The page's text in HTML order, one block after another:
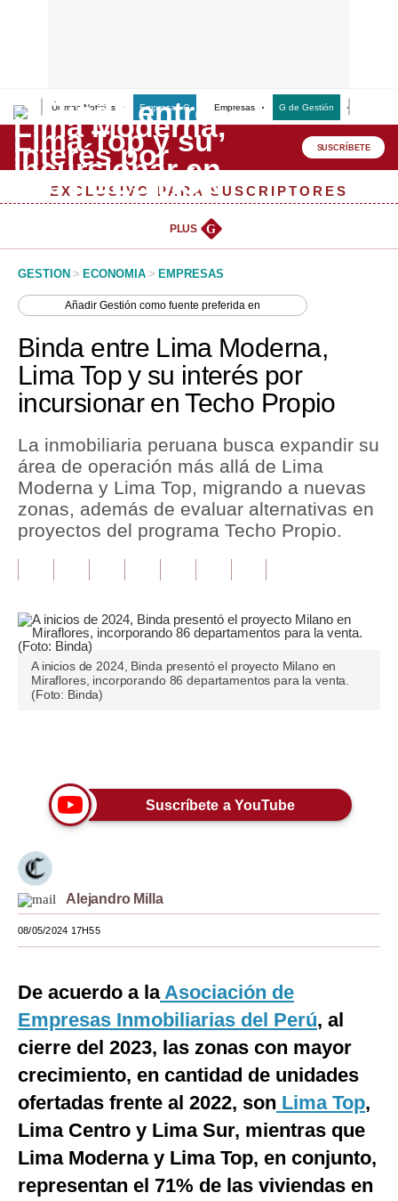
Últimas Noticias Empresas G Empresas G de Gestión
Lo último
Peru Quiosco
Management & Empleo
Perú
Política
Finanzas Personales
Inmobiliarias
Plus G
Pregunta de hoy
Blogs
Viajes
Moda
Estilos
Mundo
EEUU
España
Internacional
Tecnología
Club del Suscriptor
G de Gestión
SUSCRÍBETE
EXCLUSIVO PARA SUSCRIPTORES
PLUS G
GESTION > ECONOMIA > EMPRESAS
AñadirGestión como fuente preferida en
Binda entre Lima Moderna,
Lima Top y su interés por
incursionar en Techo Propio
La inmobiliaria peruana busca expandir su
área de operación más allá de Lima
Moderna y Lima Top, migrando a nuevas
zonas, además de evaluar alternativas en
proyectos del programa Techo Propio.
A inicios de 2024, Binda presentó el proyecto Milano en
Miraflores, incorporando 86 departamentos para la venta.
(Foto: Binda)
Suscríbete a YouTube
Alejandro Milla
08/05/2024 17H55
De acuerdo a la Asociación de
Empresas Inmobiliarias del Perú, al
cierre del 2023, las zonas con mayor
crecimiento, en cantidad de unidades
ofertadas frente al 2022, son Lima Top,
Lima Centro y Lima Sur, mientras que
Lima Moderna y Lima Top, en conjunto,
representan el 71% de las viviendas en